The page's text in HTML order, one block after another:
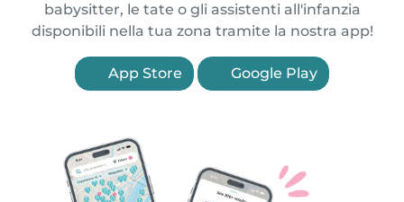
babysitter, le tate o gli assistenti all'infanzia
disponibili nella tua zona tramite la nostra app!
App Store Google Play